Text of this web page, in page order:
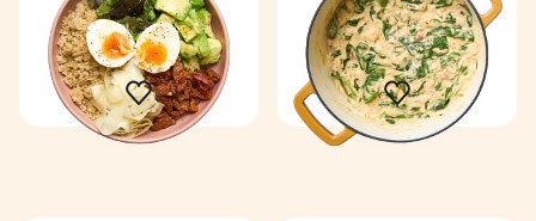
Express
4,5
10 min
1
Coup de ❤️
4,5
19 min
1